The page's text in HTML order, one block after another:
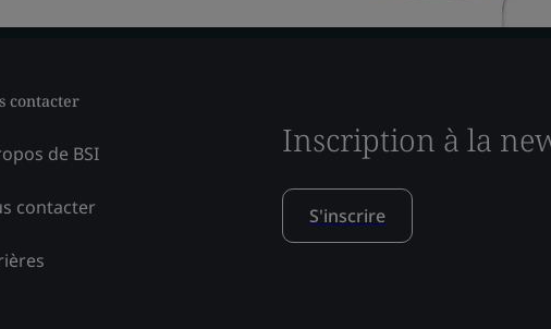
contacter
de BSI
contacter
Inscription à la
S'inscrire